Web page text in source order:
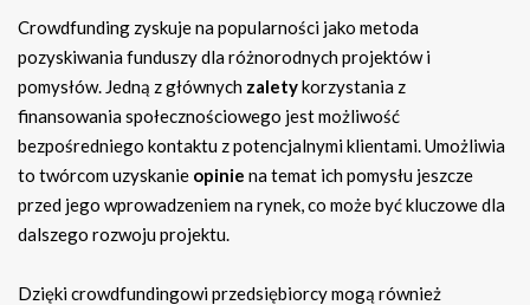
Crowdfunding zyskuje na popularności jako metoda
pozyskiwania funduszy dla różnorodnych projektów i
pomysłów. Jedną z głównych zaletykorzystania z
finansowania społecznościowego jest możliwość
bezpośredniego kontaktu z potencjalnymi klientami. Umożliwia
to twórcom uzyskanie opinie na temat ich pomysłu jeszcze
przed jego wprowadzeniem na rynek, co może być kluczowe dla
dalszego rozwoju projektu.
Dzięki crowdfundingowi przedsiębiorcy mogą również